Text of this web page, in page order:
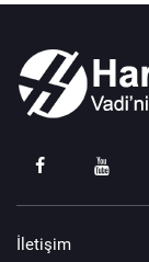
İletişim